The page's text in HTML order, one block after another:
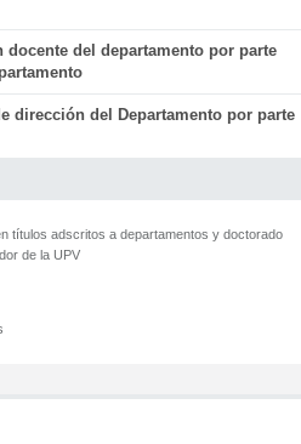
docente del departamento por parte
dirección del Departamento por parte
títulos adscritos a departamentos y doctorado
de la UPV